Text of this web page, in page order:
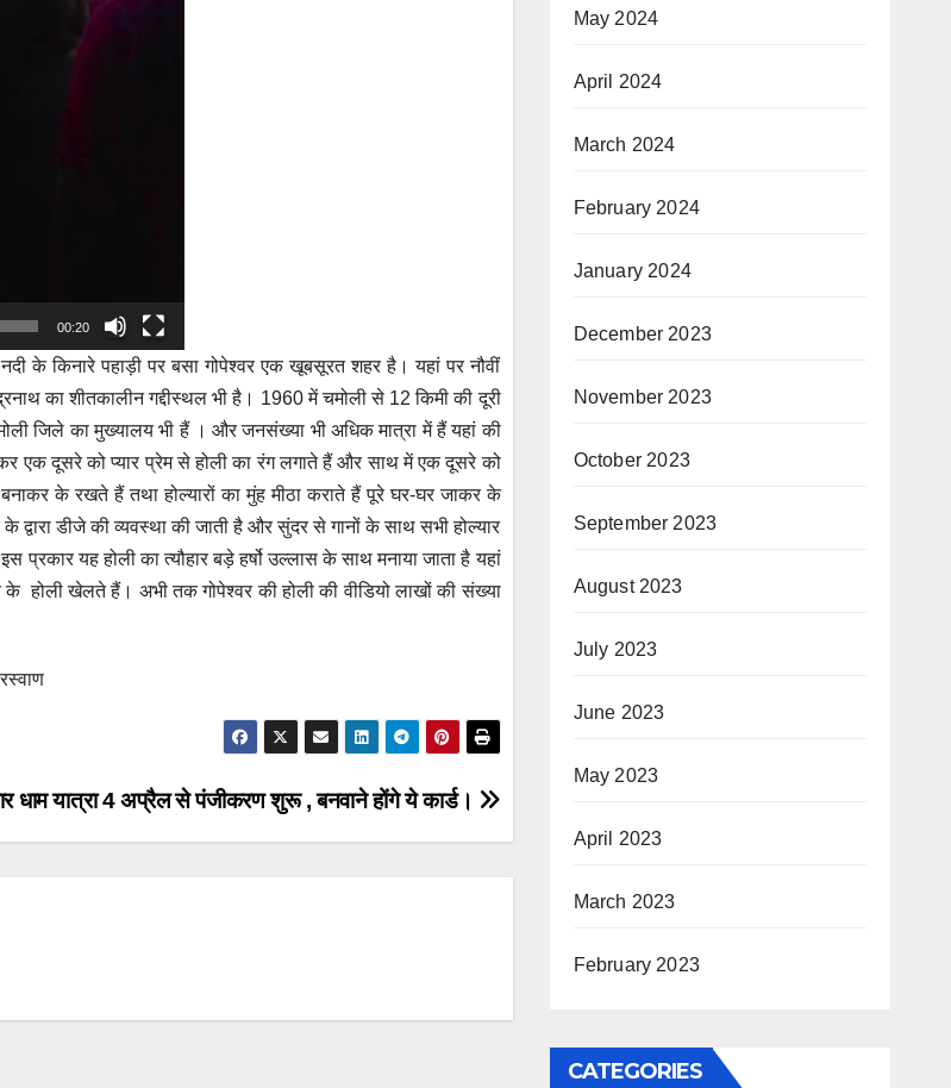
00:20
के किनारे पहाड़ी पर बसा गोपेश्वर एक खूबसूरत शहर है। यहां पर नौवीं
का शीतकालीन गद्दीस्थल भी है। 1960 में चमोली से 12 किमी की दूरी
जिले का मुख्यालय भी हैं । और जनसंख्या भी अधिक मात्रा में हैं यहां की
एक दूसरे को प्यार प्रेम से होली का रंग लगाते हैं और साथ में एक दूसरे को
के रखते हैं तथा होल्यारों का मुंह मीठा कराते हैं पूरे घर-घर जाकर के
डीजे की व्यवस्था की जाती है और सुंदर से गानों के साथ सभी होल्यार
यह होली का त्यौहार बड़े हर्षो उल्लास के साथ मनाया जाता है यहां
होली खेलते हैं। अभी तक गोपेश्वर की होली की वीडियो लाखों की संख्या
धाम यात्रा 4 अप्रैल से पंजीकरण शुरू , बनवाने होंगे ये कार्ड।
May 2024
April 2024
March 2024
February 2024
January 2024
December 2023
November 2023
October 2023
September 2023
August 2023
July 2023
June 2023
May 2023
April 2023
March 2023
February 2023
CATEGORIES